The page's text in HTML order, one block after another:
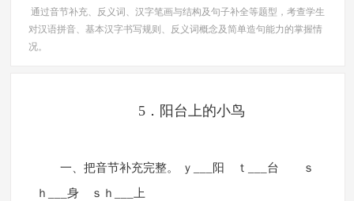
通过音节补充、反义词、汉字笔画与结构及句子补全等题型，考查学生
对汉语拼音、基本汉字书写规则、反义词概念及简单造句能力的掌握情
况。
5．阳台上的小鸟
一、把音节补充完整。 ｙ___阳 ｔ___台 ｓ
ｈ___身 ｓｈ___上